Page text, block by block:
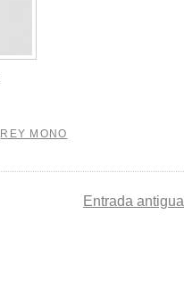
REY MONO
Entrada antigua